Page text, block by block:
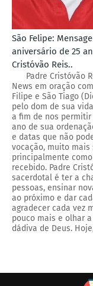
São Felipe:
aniversário de 25
Cristóvão Reis..
Padre Cristóvão
News em oração
Filipe e São Tiago
pelo dom de sua
a fim de nos
ano de sua
e datas que não
vocação, muito
principalmente
recebido. Padre
sacerdotal é ter a
pessoas, ensinar
ao próximo e dar
agradecer cada vez
pouco mais e olhar
dádiva de Deus.